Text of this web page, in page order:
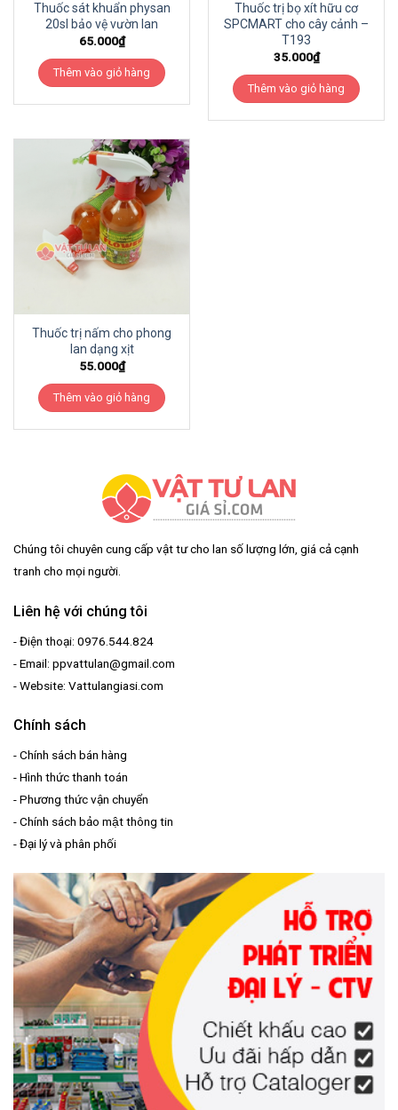
Thuốc sát khuẩn physan
20sl bảo vệ vườn lan
65.000₫
Thêm vào giỏ hàng
Thuốc trị bọ xít hữu cơ
SPCMART cho cây cảnh –
T193
35.000₫
Thêm vào giỏ hàng
Thuốc trị nấm cho phong
lan dạng xịt
55.000₫
Thêm vào giỏ hàng
Chúng tôi chuyên cung cấp vật tư cho lan số lượng lớn, giá cả cạnh
tranh cho mọi người.
Liên hệ với chúng tôi
- Điện thoại: 0976.544.824
- Email: ppvattulan@gmail.com
- Website: Vattulangiasi.com
Chính sách
-Chính sách bán hàng
-Hình thức thanh toán
-Phương thức vận chuyển
-Chính sách bảo mật thông tin
-Đại lý và phân phối